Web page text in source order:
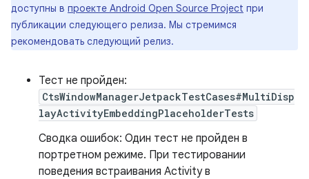
доступны в проекте Android Open Source Project при
публикации следующего релиза. Мы стремимся
рекомендовать следующий релиз.
Тест не пройден:
CtsWindowManagerJetpackTestCases#MultiDisp
layActivityEmbeddingPlaceholderTests
Сводка ошибок: Один тест не пройден в
портретном режиме. При тестировании
поведения встраивания Activity в